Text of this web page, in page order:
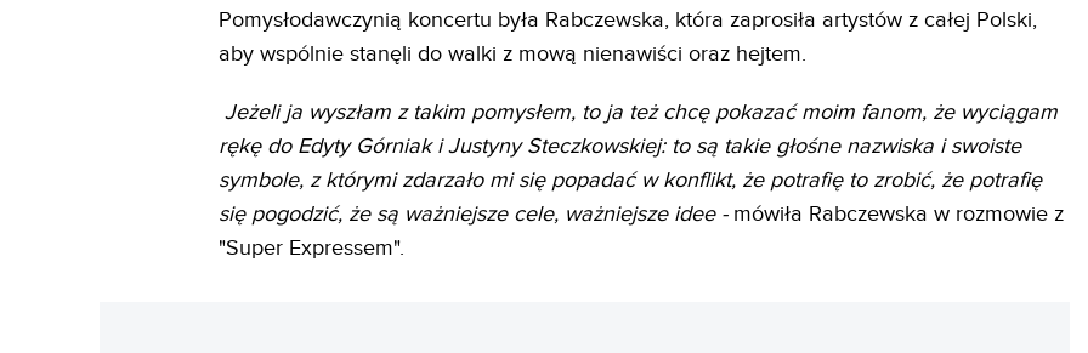
Pomysłodawczynią koncertu była Rabczewska, która zaprosiła artystów z całej Polski,
aby wspólnie stanęli do walki z mową nienawiści oraz hejtem.
Jeżeli ja wyszłam z takim pomysłem, to ja też chcę pokazać moim fanom, że wyciągam
rękę do Edyty Górniak i Justyny Steczkowskiej: to są takie głośne nazwiska i swoiste
symbole, z którymi zdarzało mi się popadać w konflikt, że potrafię to zrobić, że potrafię
się pogodzić, że są ważniejsze cele, ważniejsze idee - mówiła Rabczewska w rozmowie z
"Super Expressem".